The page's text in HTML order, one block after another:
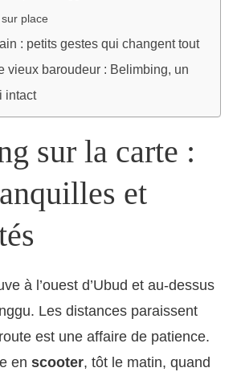
place
: petits gestes qui changent tout
vieux baroudeur : Belimbing, un
intact
sur la carte :
et
à l’ouest d’Ubud et au-dessus
Les distances paraissent
est une affaire de patience.
en scooter, tôt le matin, quand